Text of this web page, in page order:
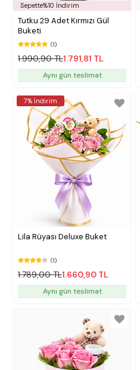
Sepette%10 İndirim
Tutku 29 Adet Kırmızı Gül
Buketi
(1)
1.990,90 TL1.791,81 TL
Aynı gün teslimat
7% İndirim
Lila Rüyası Deluxe Buket
(1)
1.789,00 TL1.660,90 TL
Aynı gün teslimat